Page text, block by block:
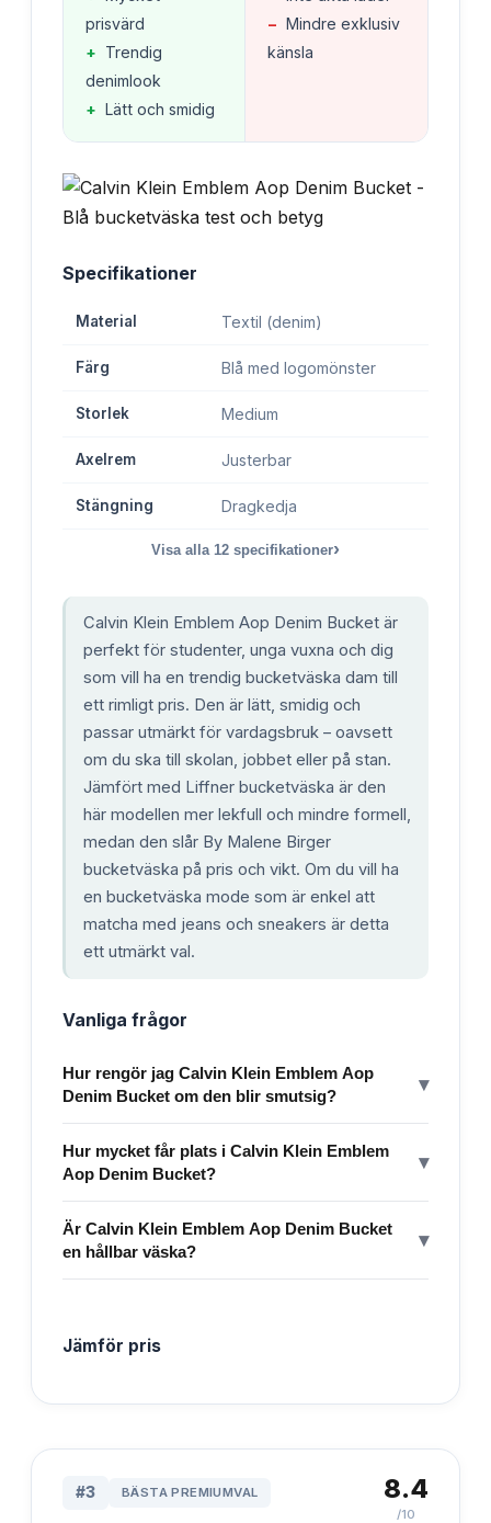
prisvärd
+ Trendig
denimlook
+ Lätt och smidig
− Mindre exklusiv
känsla
Specifikationer
Material Textil (denim)
Färg Blå med logomönster
Storlek Medium
Axelrem Justerbar
Stängning Dragkedja
Visa alla 12 specifikationer›
Calvin Klein Emblem Aop Denim Bucket är
perfekt för studenter, unga vuxna och dig
som vill ha en trendig bucketväska dam till
ett rimligt pris. Den är lätt, smidig och
passar utmärkt för vardagsbruk – oavsett
om du ska till skolan, jobbet eller på stan.
Jämfört med Liffner bucketväska är den
här modellen mer lekfull och mindre formell,
medan den slår By Malene Birger
bucketväska på pris och vikt. Om du vill ha
en bucketväska mode som är enkel att
matcha med jeans och sneakers är detta
ett utmärkt val.
Vanliga frågor
Hur rengör jag Calvin Klein Emblem Aop
Denim Bucket om den blir smutsig?
▾
Hur mycket får plats i Calvin Klein Emblem
Aop Denim Bucket?
▾
Är Calvin Klein Emblem Aop Denim Bucket
en hållbar väska?
▾
Jämför pris
#3 BÄSTA PREMIUMVAL 8.4
/10